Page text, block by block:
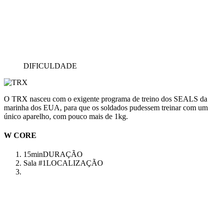
DIFICULDADE
O TRX nasceu com o exigente programa de treino dos SEALS da
marinha dos EUA, para que os soldados pudessem treinar com um
único aparelho, com pouco mais de 1kg.
W CORE
15minDURAÇÃO
Sala #1LOCALIZAÇÃO